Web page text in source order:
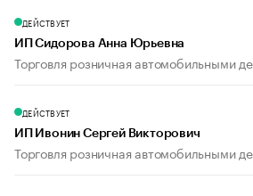
ДЕЙСТВУЕТ
ИП Сидорова Анна Юрьевна
Торговля розничная автомобильными
ДЕЙСТВУЕТ
ИП Ивонин Сергей Викторович
Торговля розничная автомобильными